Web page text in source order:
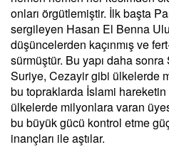
onları örgütlemiştir. İlk başta
sergileyen Hasan El Benna
düşüncelerden kaçınmış ve
sürmüştür. Bu yapı daha
Suriye, Cezayir gibi ülkelerde
bu topraklarda İslami
ülkelerde milyonlara varan
bu büyük gücü kontrol etme
inançları ile aştılar.